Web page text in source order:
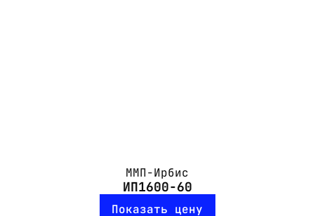
ММП-Ирбис
ИП1600-60
Показать цену